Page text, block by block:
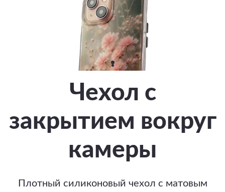
Чехол с
закрытием вокруг
камеры
Плотный силиконовый чехол с матовым